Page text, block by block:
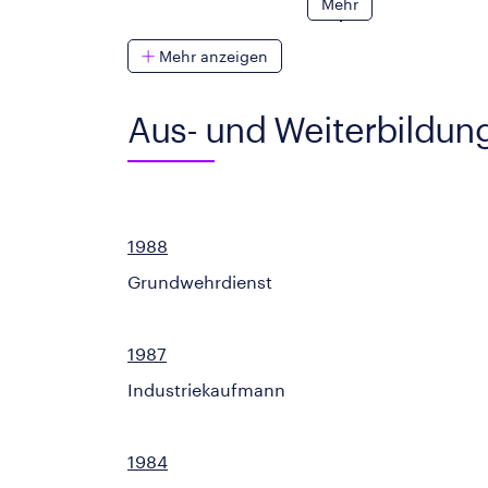
Mehr
Mehr anzeigen
Aus- und
1988
Grundwehrdienst
1987
Industriekaufmann
1984